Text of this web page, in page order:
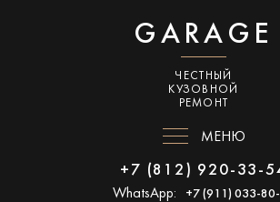
GARAGE
ЧЕСТНЫЙ
КУЗОВНОЙ
РЕМОНТ
МЕНЮ
+7 (812) 920-33-
WhatsApp: +7 (911) 033-